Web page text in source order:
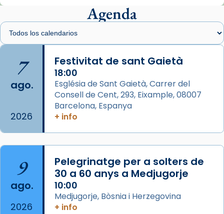
Arquebisbat de Barcelona
1 week ago
Memòria de les santes Juliana i
Semproniana, verges i màrtirs.
Acompanyant la història de sant Cugat, a
partir de l’Edat Mitjana sorgeix la tradició
que les santes Juliana (“relatiu a Júlia”) i
Semproniana (“relatiu a Semprònia =
eterna”) són deixebles seves. I l’any 1667, el
frare Joan Gaspar Roig, afirma en una obra
que les santes són filles de l’antiga Iluro.
Mataró en reivindicarà les relíq
...Ver más
Foto
View on Facebook
Agenda
7
ago.
2026
Festivitat de sant Gaietà
18:00
Església de Sant Gaietà, Carrer del
Consell de Cent, 293, Eixample, 08007
Barcelona, Espanya
+ info
9
ago.
2026
Pelegrinatge per a solters de
30 a 60 anys a Medjugorje
10:00
Medjugorje, Bòsnia i Herzegovina
+ info